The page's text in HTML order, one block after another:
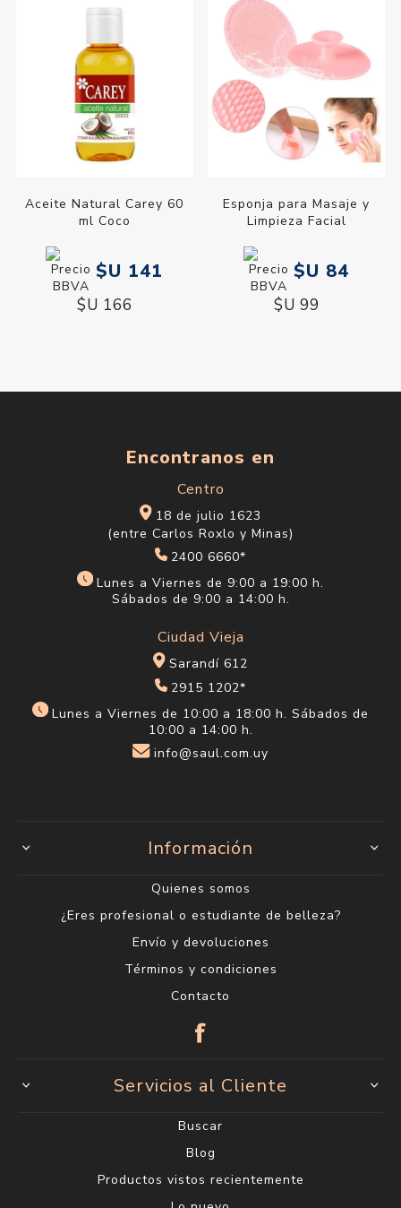
Aceite Natural Carey 60
ml Coco
$U 141
$U 166
Esponja para Masaje y
Limpieza Facial
$U 84
$U 99
Encontranos en
Centro
18 de julio 1623
(entre Carlos Roxlo y Minas)
2400 6660*
Lunes a Viernes de 9:00 a 19:00 h.
Sábados de 9:00 a 14:00 h.
Ciudad Vieja
Sarandí 612
2915 1202*
Lunes a Viernes de 10:00 a 18:00 h. Sábados de
10:00 a 14:00 h.
info@saul.com.uy
Información
Quienes somos
¿Eres profesional o estudiante de belleza?
Envío y devoluciones
Términos y condiciones
Contacto
Servicios al Cliente
Buscar
Blog
Productos vistos recientemente